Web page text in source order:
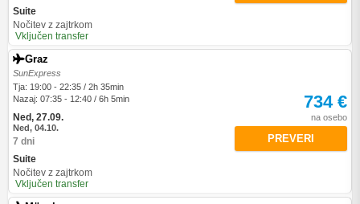
Suite
Nočitev z zajtrkom
Vključen transfer
Graz
SunExpress
Tja: 19:00 - 22:35 / 2h 35min
Nazaj: 07:35 - 12:40 / 6h 5min
Ned, 27.09.
Ned, 04.10.
7 dni
Suite
Nočitev z zajtrkom
Vključen transfer
734 €
na osebo
PREVERI